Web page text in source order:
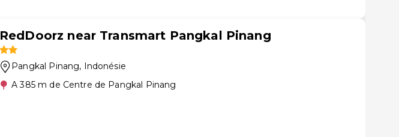
RedDoorz near Transmart Pangkal Pinang
Pangkal Pinang, Indonésie
A 385 m de Centre de Pangkal Pinang